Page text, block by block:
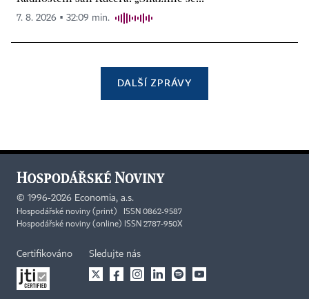
7. 8. 2026 ▪ 32:09 min.
DALŠÍ ZPRÁVY
© 1996-2026 Economia, a.s.
Hospodářské noviny (print) ISSN 0862-9587
Hospodářské noviny (online) ISSN 2787-950X
Certifikováno Sledujte nás